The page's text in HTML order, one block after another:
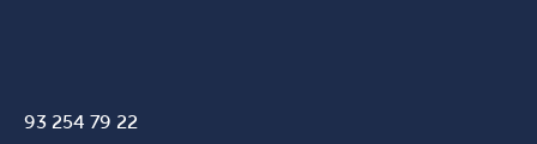
93 254 79 22